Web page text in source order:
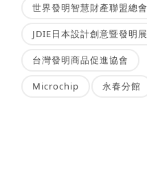
世界發明智慧財產聯盟總會
JDIE日本設計創意暨發明展
台灣發明商品促進協會
Microchip 永春分館